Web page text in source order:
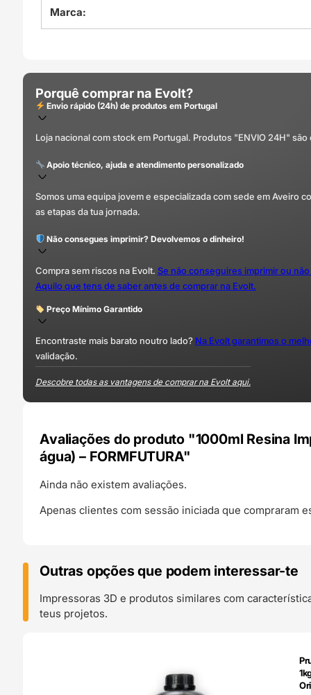
Marca:
Porquê comprar na Evolt?
Envio rápido (24h) de produtos em Portugal
Loja nacional com stock em Portugal. Produtos "ENVIO 24H"
Apoio técnico, ajuda e atendimento personalizado
Somos uma equipa jovem e especializada com sede em Aveiro
as etapas da tua jornada.
Não consegues imprimir? Devolvemos o dinheiro!
Compra sem riscos na Evolt. Se não conseguires imprimir ou
Aquilo que tens de saber antes de comprar na Evolt.
Preço Mínimo Garantido
Encontraste mais barato noutro lado? Na Evolt garantimos o
validação.
Descobre todas as vantagens de comprar na Evolt aqui.
Avaliações do produto "1000ml Resina
água) – FORMFUTURA"
Ainda não existem avaliações.
Apenas clientes com sessão iniciada que compraram
Outras opções que podem interessar-te
Impressoras 3D e produtos similares com
teus projetos.